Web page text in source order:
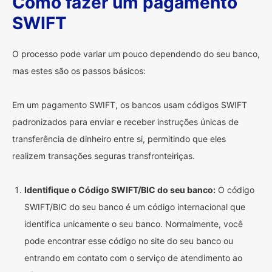
SWIFT
O processo pode variar um pouco dependendo do seu banco,
mas estes são os passos básicos:
Em um pagamento SWIFT, os bancos usam códigos SWIFT
padronizados para enviar e receber instruções únicas de
transferência de dinheiro entre si, permitindo que eles
realizem transações seguras transfronteiriças.
Identifique o Código SWIFT/BIC do seu banco: O código
SWIFT/BIC do seu banco é um código internacional que
identifica unicamente o seu banco. Normalmente, você
pode encontrar esse código no site do seu banco ou
entrando em contato com o serviço de atendimento ao